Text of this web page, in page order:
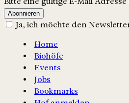
Abonnieren
Ja, ich möchte den
Home
Biohöfe
Events
Jobs
Bookmarks